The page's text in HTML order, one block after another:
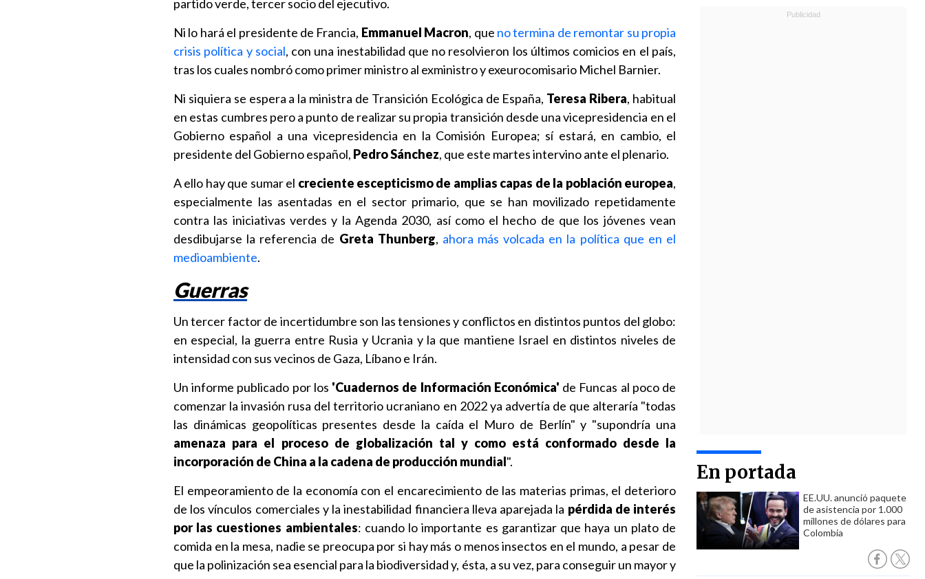
En portada
EE.UU. anunció paquete
de asistencia por 1.000
millones de dólares para
Colombia
partido verde, tercer socio del ejecutivo.
Ni lo hará el presidente de Francia, Emmanuel Macron, que no termina de remontar su propia
crisis política y social, con una inestabilidad que no resolvieron los últimos comicios en el país,
tras los cuales nombró como primer ministro al exministro y exeurocomisario Michel Barnier.
Ni siquiera se espera a la ministra de Transición Ecológica de España, Teresa Ribera, habitual
en estas cumbres pero a punto de realizar su propia transición desde una vicepresidencia en el
Gobierno español a una vicepresidencia en la Comisión Europea; sí estará, en cambio, el
presidente del Gobierno español, Pedro Sánchez, que este martes intervino ante el plenario.
A ello hay que sumar el creciente escepticismo de amplias capas de la población europea,
especialmente las asentadas en el sector primario, que se han movilizado repetidamente
contra las iniciativas verdes y la Agenda 2030, así como el hecho de que los jóvenes vean
desdibujarse la referencia de Greta Thunberg, ahora más volcada en la política que en el
medioambiente.
Guerras
Un tercer factor de incertidumbre son las tensiones y conflictos en distintos puntos del globo:
en especial, la guerra entre Rusia y Ucrania y la que mantiene Israel en distintos niveles de
intensidad con sus vecinos de Gaza, Líbano e Irán.
Un informe publicado por los 'Cuadernos de Información Económica' de Funcas al poco de
comenzar la invasión rusa del territorio ucraniano en 2022 ya advertía de que alteraría "todas
las dinámicas geopolíticas presentes desde la caída el Muro de Berlín" y "supondría una
amenaza para el proceso de globalización tal y como está conformado desde la
incorporación de China a la cadena de producción mundial".
El empeoramiento de la economía con el encarecimiento de las materias primas, el deterioro
de los vínculos comerciales y la inestabilidad financiera lleva aparejada la pérdida de interés
por las cuestiones ambientales: cuando lo importante es garantizar que haya un plato de
comida en la mesa, nadie se preocupa por si hay más o menos insectos en el mundo, a pesar de
que la polinización sea esencial para la biodiversidad y, ésta, a su vez, para conseguir un mayor y